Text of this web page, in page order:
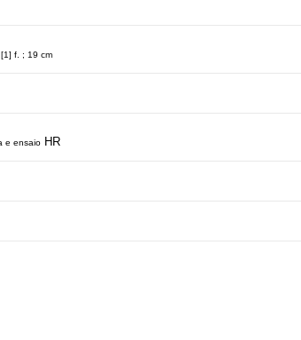
f. ; 19 cm
e ensaioHR